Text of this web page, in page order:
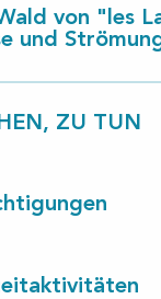
von "les
und
ZU TUN